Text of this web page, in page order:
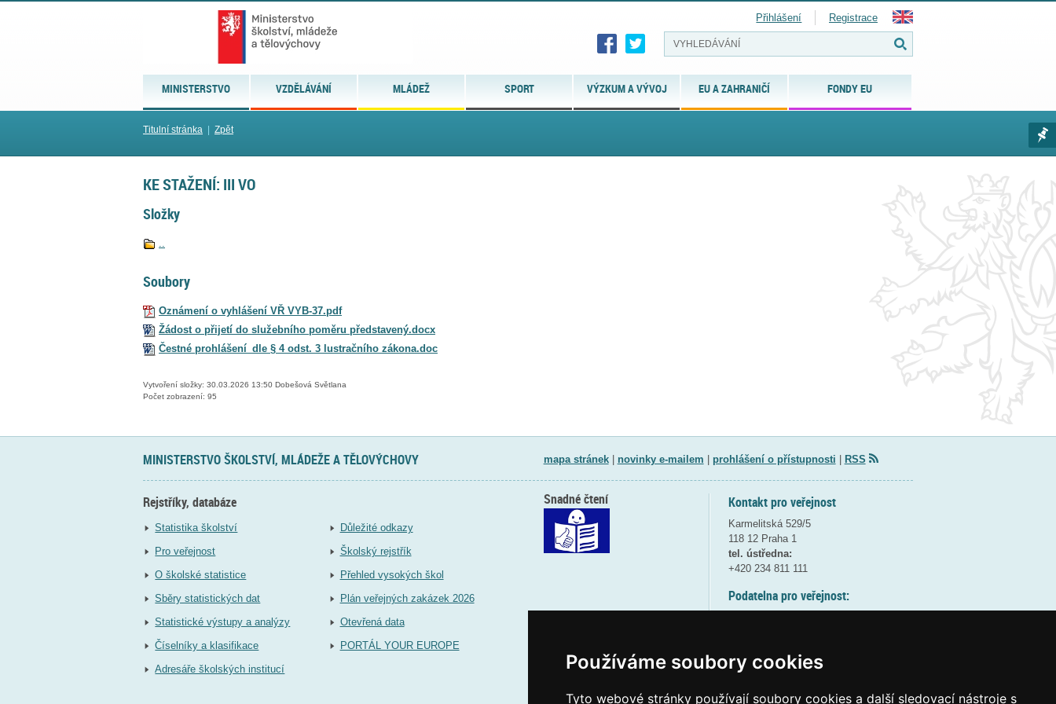
Používáme soubory cookies
Tyto webové stránky používají soubory cookies a další sledovací nástroje s
MINISTERSTVO VZDĚLÁVÁNÍ MLÁDEŽ SPORT VÝZKUM A VÝVOJ EU A ZAHRANIČÍ FONDY EU
Přihlášení Registrace
Titulní stránka Zpět
KE STAŽENÍ: III VO
Složky
..
Soubory
Oznámení o vyhlášení VŘ VYB-37.pdf
Žádost o přijetí do služebního poměru představený.docx
Čestné prohlášení_dle § 4 odst. 3 lustračního zákona.doc
Vytvoření složky: 30.03.2026 13:50 Dobešová Světlana
Počet zobrazení: 95
MINISTERSTVO ŠKOLSTVÍ, MLÁDEŽE A TĚLOVÝCHOVY mapa stránek| novinky e-mailem prohlášení o přístupnosti RSS
Rejstříky, databáze
Statistika školství
Pro veřejnost
O školské statistice
Sběry statistických dat
Statistické výstupy a analýzy
Číselníky a klasifikace
Adresáře školských institucí
Důležité odkazy
Školský rejstřík
Přehled vysokých škol
Plán veřejných zakázek 2026
Otevřená data
PORTÁL YOUR EUROPE
Kontakt pro veřejnost
Karmelitská 529/5
118 12 Praha 1
tel. ústředna:
+420 234 811 111
Podatelna pro veřejnost:
(více informací
Snadné čtení